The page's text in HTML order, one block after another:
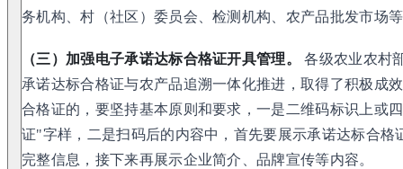
务机构、村（社区）委员会、检测机构、农产品批发市场
（三）加强电子承诺达标合格证开具管理。
各级农业农村
承诺达标合格证与农产品追溯一体化推进，取得了积极成
合格证的，要坚持基本原则和要求，一是二维码标识上或
证"字样，二是扫码后的内容中，首先要展示承诺达标合格
完整信息，接下来再展示企业简介、品牌宣传等内容。